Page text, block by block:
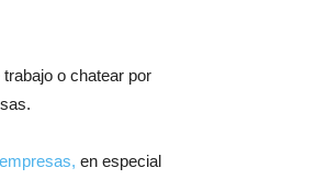
o chatear por
en especial